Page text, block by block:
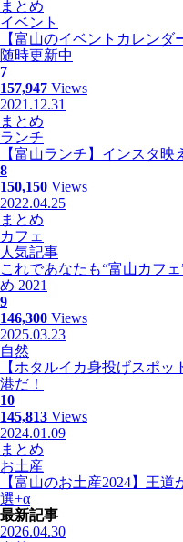
まとめ
イベント
【富山のイベントカレンダ
随時更新中
7
157,947 Views
2021.12.31
まとめ
ランチ
【富山ランチ】インスタ
8
150,150 Views
2022.04.25
まとめ
カフェ
人気記事
これであなたも“富山カフ
め 2021
9
146,300 Views
2025.03.23
自然
【ホタルイカ身投げスポ
港だ！
10
145,813 Views
2024.01.09
まとめ
お土産
【富山のお土産2024】王
選+α
最新記事
2026.04.30